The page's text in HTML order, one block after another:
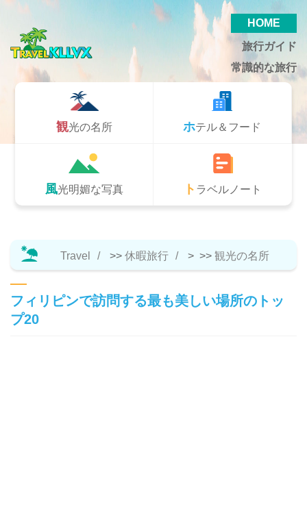
HOME
旅行ガイド
常識的な旅行
観光の名所 ホテル＆フード
風光明媚な写真 トラベルノート
Travel >> 休暇旅行 > >> 観光の名所
フィリピンで訪問する最も美しい場所のトッ
プ20